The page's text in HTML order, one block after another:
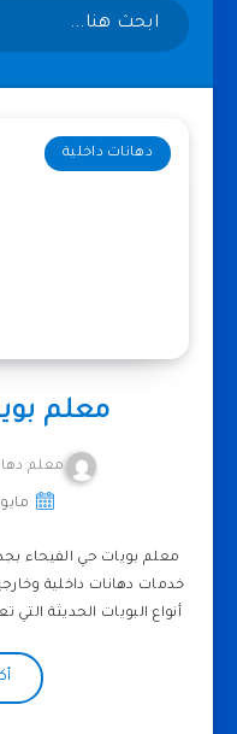
دهانات داخلية
معلم
معلم
مايو 11, 2026
معلم بويات حي الفيحاء
خدمات دهانات داخلية
أنواع البويات الحديثة